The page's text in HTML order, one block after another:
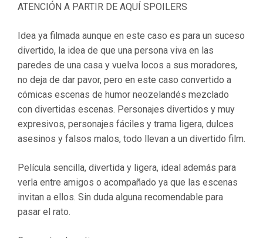
ATENCIÓN A PARTIR DE AQUÍ SPOILERS
Idea ya filmada aunque en este caso es para un suceso
divertido, la idea de que una persona viva en las
paredes de una casa y vuelva locos a sus moradores,
no deja de dar pavor, pero en este caso convertido a
cómicas escenas de humor neozelandés mezclado
con divertidas escenas. Personajes divertidos y muy
expresivos, personajes fáciles y trama ligera, dulces
asesinos y falsos malos, todo llevan a un divertido film.
Película sencilla, divertida y ligera, ideal además para
verla entre amigos o acompañado ya que las escenas
invitan a ellos. Sin duda alguna recomendable para
pasar el rato.